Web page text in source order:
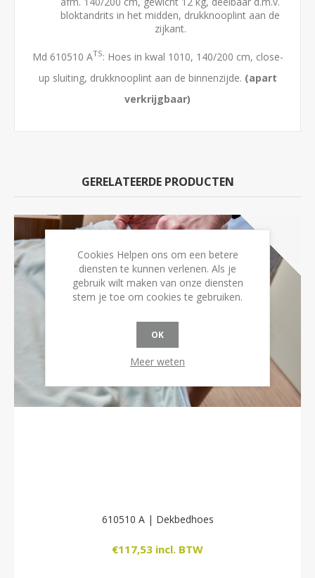
bloktandrits in het midden, drukknooplint aan de
zijkant.
Md 610510 ATS: Hoes in kwal 1010, 140/200 cm, close-
up sluiting, drukknooplint aan de binnenzijde. (apart
verkrijgbaar)
GERELATEERDE PRODUCTEN
610510 A | Dekbedhoes
€117,53 incl. BTW
Cookies Helpen ons om een betere
diensten te kunnen verlenen. Als je
gebruik wilt maken van onze diensten
stem je toe om cookies te gebruiken.
OK
Meer weten